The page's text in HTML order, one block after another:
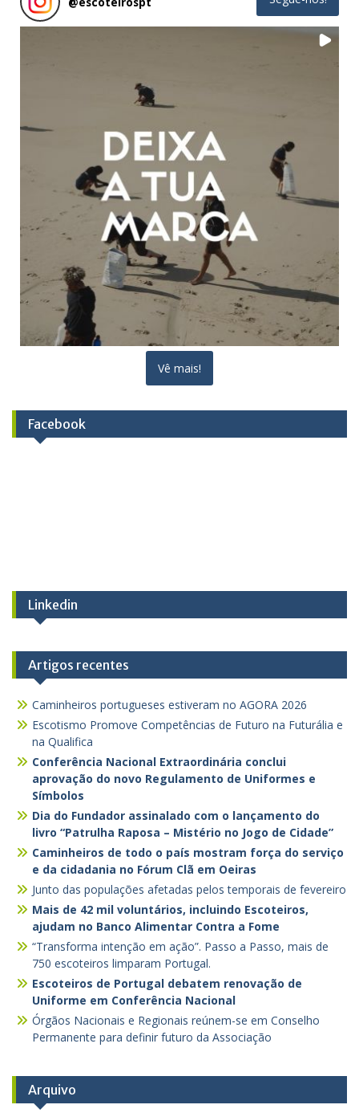
Vê mais!
Facebook
Linkedin
Artigos recentes
Caminheiros portugueses estiveram no AGORA 2026
Escotismo Promove Competências de Futuro na Futurália e
na Qualifica
Conferência Nacional Extraordinária conclui
aprovação do novo Regulamento de Uniformes e
Símbolos
Dia do Fundador assinalado com o lançamento do
livro “Patrulha Raposa – Mistério no Jogo de Cidade”
Caminheiros de todo o país mostram força do serviço
e da cidadania no Fórum Clã em Oeiras
Junto das populações afetadas pelos temporais de fevereiro
Mais de 42 mil voluntários, incluindo Escoteiros,
ajudam no Banco Alimentar Contra a Fome
“Transforma intenção em ação”. Passo a Passo, mais de
750 escoteiros limparam Portugal.
Escoteiros de Portugal debatem renovação de
Uniforme em Conferência Nacional
Órgãos Nacionais e Regionais reúnem-se em Conselho
Permanente para definir futuro da Associação
Arquivo